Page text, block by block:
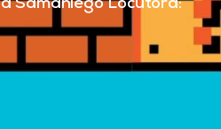
Samaniego Locutora: